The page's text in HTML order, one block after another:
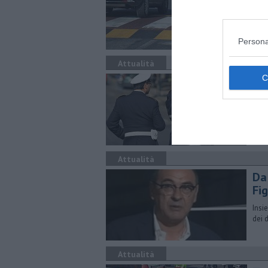
Attualità
Attualità
dei
Attualità